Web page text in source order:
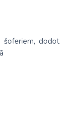
šoferiem, dodot